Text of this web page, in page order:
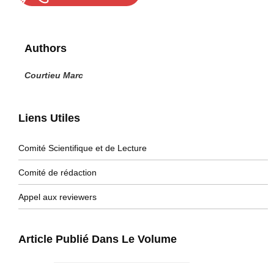
Liens Utiles
Comité Scientifique et de Lecture
Comité de rédaction
Appel aux reviewers
Article Publié Dans Le Volume
Authors
Courtieu Marc